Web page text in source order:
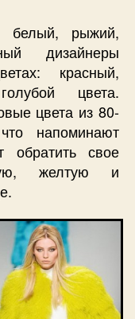
белый, рыжий,
дизайнеры
красный,
цвета.
цвета из 80-
напоминают
обратить свое
желтую и